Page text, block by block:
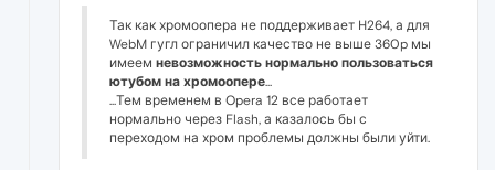
Так как хромоопера не поддерживает H264, а для
WebM гугл ограничил качество не выше 360p мы
имеем невозможность нормально пользоваться
ютубом на хромоопере
...Тем временем в Opera 12 все работает
нормально через Flash, а казалось бы с
переходом на хром проблемы должны были уйти.